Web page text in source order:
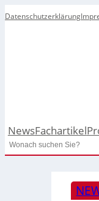
Datenschutzerklärung
NewsFachartikel
Search